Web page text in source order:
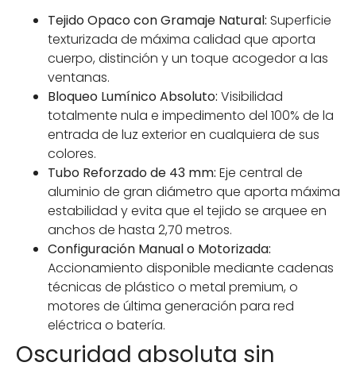
Tejido Opaco con Gramaje Natural: Superficie
texturizada de máxima calidad que aporta
cuerpo, distinción y un toque acogedor a las
ventanas.
Bloqueo Lumínico Absoluto: Visibilidad
totalmente nula e impedimento del 100% de la
entrada de luz exterior en cualquiera de sus
colores.
Tubo Reforzado de 43 mm: Eje central de
aluminio de gran diámetro que aporta máxima
estabilidad y evita que el tejido se arquee en
anchos de hasta 2,70 metros.
Configuración Manual o Motorizada:
Accionamiento disponible mediante cadenas
técnicas de plástico o metal premium, o
motores de última generación para red
eléctrica o batería.
Oscuridad absoluta sin